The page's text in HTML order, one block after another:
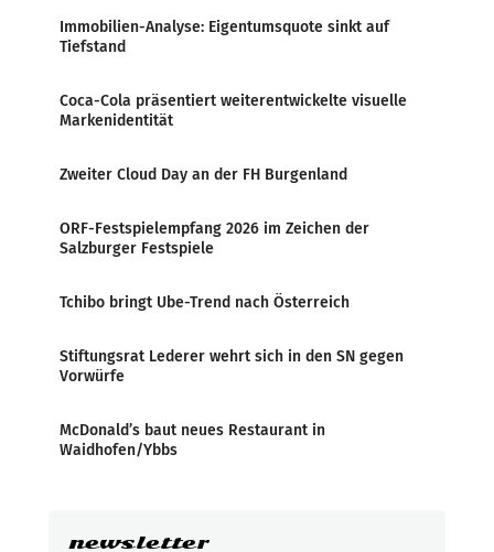
Immobilien-Analyse: Eigentumsquote sinkt auf
Tiefstand
Coca-Cola präsentiert weiterentwickelte visuelle
Markenidentität
Zweiter Cloud Day an der FH Burgenland
ORF-Festspielempfang 2026 im Zeichen der
Salzburger Festspiele
Tchibo bringt Ube-Trend nach Österreich
Stiftungsrat Lederer wehrt sich in den SN gegen
Vorwürfe
McDonald’s baut neues Restaurant in
Waidhofen/Ybbs
newsletter